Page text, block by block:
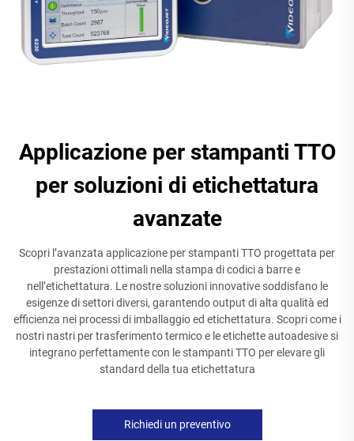
Applicazione per stampanti TTO
per soluzioni di etichettatura
avanzate
Scopri l’avanzata applicazione per stampanti TTO progettata per
prestazioni ottimali nella stampa di codici a barre e
nell’etichettatura. Le nostre soluzioni innovative soddisfano le
esigenze di settori diversi, garantendo output di alta qualità ed
efficienza nei processi di imballaggio ed etichettatura. Scopri come i
nostri nastri per trasferimento termico e le etichette autoadesive si
integrano perfettamente con le stampanti TTO per elevare gli
standard della tua etichettatura
Richiedi un preventivo